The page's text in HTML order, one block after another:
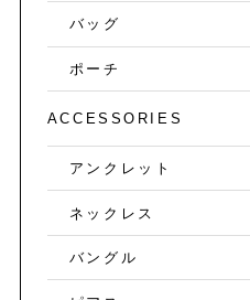
バッグ
ポーチ
ACCESSORIES
アンクレット
ネックレス
バングル